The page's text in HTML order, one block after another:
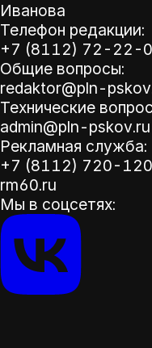
Иванова
Телефон редакции:
+7 (8112) 72-22-
Общие вопросы:
redaktor@pln-
Технические
admin@pln-pskov.ru
Рекламная служба:
+7 (8112) 720-120
rm60.ru
Мы в соцсетях: